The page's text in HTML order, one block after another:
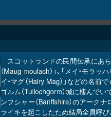
スコットランドの民間伝承にあ
（Maug moulach）」、「メイ・モラッ
イ・マグ（Hairy Mag）」などの名前
ゴルム（Tullochgorm）城に棲んで
ンフシャー（Banffshire）のアーク
ライキを起こしたため結局全員呼び